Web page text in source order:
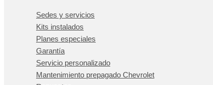
Sedes y servicios
Kits instalados
Planes especiales
Garantía
Servicio personalizado
Mantenimiento prepagado Chevrolet